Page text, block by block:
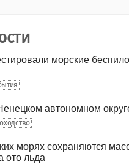
морские
автономном
морях сохраняются
ото льда